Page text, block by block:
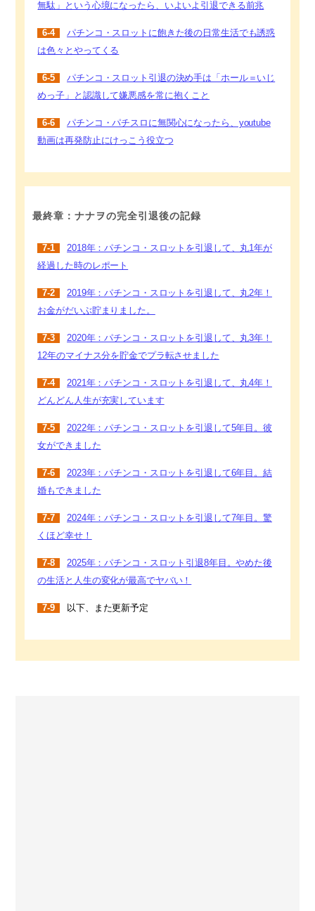
無駄」という心境になったら、いよいよ引退できる前兆
6-4
パチンコ・スロットに飽きた後の日常生活でも誘惑
は色々とやってくる
6-5
パチンコ・スロット引退の決め手は「ホール＝いじ
めっ子」と認識して嫌悪感を常に抱くこと
6-6
パチンコ・パチスロに無関心になったら、youtube
動画は再発防止にけっこう役立つ
最終章：ナナヲの完全引退後の記録
7-1
2018年：パチンコ・スロットを引退して、丸1年が
経過した時のレポート
7-2
2019年：パチンコ・スロットを引退して、丸2年！
お金がだいぶ貯まりました。
7-3
2020年：パチンコ・スロットを引退して、丸3年！
12年のマイナス分を貯金でプラ転させました
7-4
2021年：パチンコ・スロットを引退して、丸4年！
どんどん人生が充実しています
7-5
2022年：パチンコ・スロットを引退して5年目。彼
女ができました
7-6
2023年：パチンコ・スロットを引退して6年目。結
婚もできました
7-7
2024年：パチンコ・スロットを引退して7年目。驚
くほど幸せ！
7-8
2025年：パチンコ・スロット引退8年目。やめた後
の生活と人生の変化が最高でヤバい！
7-9 以下、また更新予定